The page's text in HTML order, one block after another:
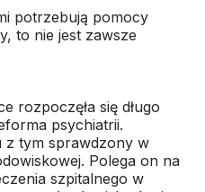
potrzebują pomocy
to nie jest zawsze
rozpoczęła się długo
psychiatrii.
z tym sprawdzony w
Polega on na
szpitalnego w